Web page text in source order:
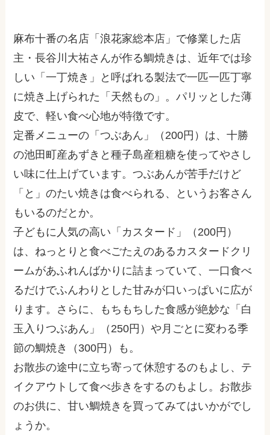
麻布十番の名店「浪花家総本店」で修業した店
主・長谷川大祐さんが作る鯛焼きは、近年では珍
しい「一丁焼き」と呼ばれる製法で一匹一匹丁寧
に焼き上げられた「天然もの」。パリッとした薄
皮で、軽い食べ心地が特徴です。
定番メニューの「つぶあん」（200円）は、十勝
の池田町産あずきと種子島産粗糖を使ってやさし
い味に仕上げています。つぶあんが苦手だけど
「と」のたい焼きは食べられる、というお客さん
もいるのだとか。
子どもに人気の高い「カスタード」（200円）
は、ねっとりと食べごたえのあるカスタードクリ
ームがあふれんばかりに詰まっていて、一口食べ
るだけでふんわりとした甘みが口いっぱいに広が
ります。さらに、もちもちした食感が絶妙な「白
玉入りつぶあん」（250円）や月ごとに変わる季
節の鯛焼き（300円）も。
お散歩の途中に立ち寄って休憩するのもよし、テ
イクアウトして食べ歩きをするのもよし。お散歩
のお供に、甘い鯛焼きを買ってみてはいかがでし
ょうか。